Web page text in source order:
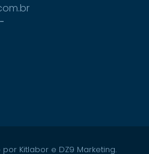
Kitlabor e DZ9 Marketing.